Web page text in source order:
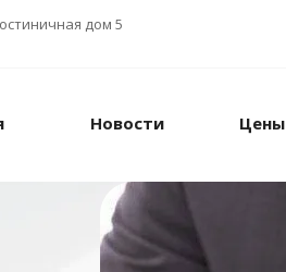
дом 5
Новости Цены